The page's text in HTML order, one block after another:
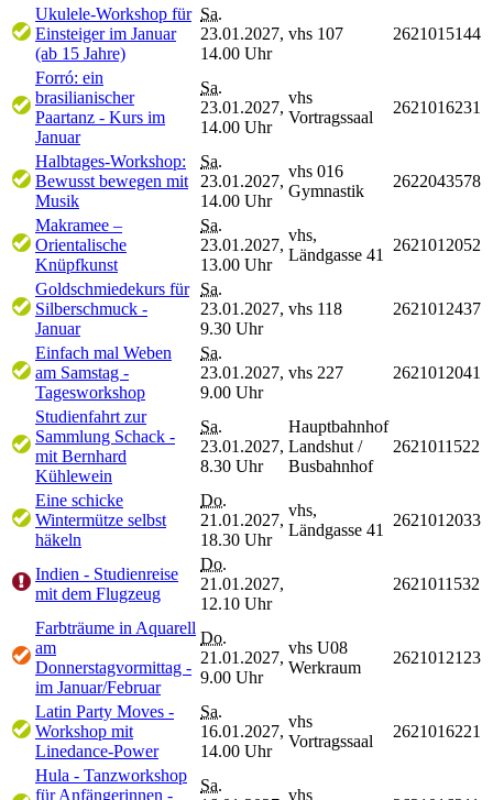
Ukulele-Workshop für
Einsteiger im Januar
(ab 15 Jahre)
Sa.
23.01.2027,
14.00 Uhr
vhs 107 2621015144
Forró: ein
brasilianischer
Paartanz - Kurs im
Januar
Sa.
23.01.2027,
14.00 Uhr
vhs
Vortragssaal
2621016231
Halbtages-Workshop:
Bewusst bewegen mit
Musik
Sa.
23.01.2027,
14.00 Uhr
vhs 016
Gymnastik
2622043578
Makramee –
Orientalische
Knüpfkunst
Sa.
23.01.2027,
13.00 Uhr
vhs,
Ländgasse 41
2621012052
Goldschmiedekurs für
Silberschmuck -
Januar
Sa.
23.01.2027,
9.30 Uhr
vhs 118 2621012437
Einfach mal Weben
am Samstag -
Tagesworkshop
Sa.
23.01.2027,
9.00 Uhr
vhs 227 2621012041
Studienfahrt zur
Sammlung Schack -
mit Bernhard
Kühlewein
Sa.
23.01.2027,
8.30 Uhr
Hauptbahnhof
Landshut /
Busbahnhof
2621011522
Eine schicke
Wintermütze selbst
häkeln
Do.
21.01.2027,
18.30 Uhr
vhs,
Ländgasse 41
2621012033
Indien - Studienreise
mit dem Flugzeug
Do.
21.01.2027,
12.10 Uhr
2621011532
Farbträume in Aquarell
am
Donnerstagvormittag -
im Januar/Februar
Do.
21.01.2027,
9.00 Uhr
vhs U08
Werkraum
2621012123
Latin Party Moves -
Workshop mit
Linedance-Power
Sa.
16.01.2027,
14.00 Uhr
vhs
Vortragssaal
2621016221
Hula - Tanzworkshop
für Anfängerinnen -
Sa.
vhs